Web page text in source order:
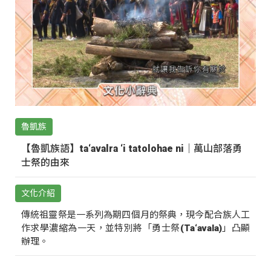
魯凱族
【魯凱族語】ta‘avalra ‘i tatolohae ni｜萬山部落勇
士祭的由來
文化介紹
傳統祖靈祭是一系列為期四個月的祭典，現今配合族人工
作求學濃縮為一天，並特別將「勇士祭(Ta‘avala)」凸顯
辦理。